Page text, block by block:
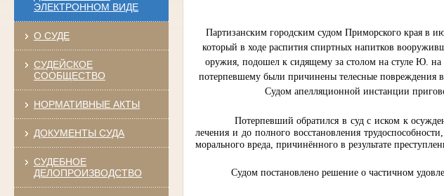
ЭЛЕКТРОННОМ ВИДЕ
О СУДЕ
СУДЕЙСКОЕ
СООБЩЕСТВО
НОРМАТИВНЫЕ АКТЫ
ДОКУМЕНТЫ СУДА
СУДЕБНОЕ
ДЕЛОПРОИЗВОДСТВО
Партизанским городским судом Приморского края в
который в ходе распития спиртных напитков
оружия, подошел к сидящему за столом на стуле Ю. на
потерпевшему были причинены телесные повреждения
Судом апелляционной инстанции
Потерпевший обратился в суд с иском к
лечения и до полного восстановления
морального вреда, причинённого в результате
Судом постановлено решение о частичном